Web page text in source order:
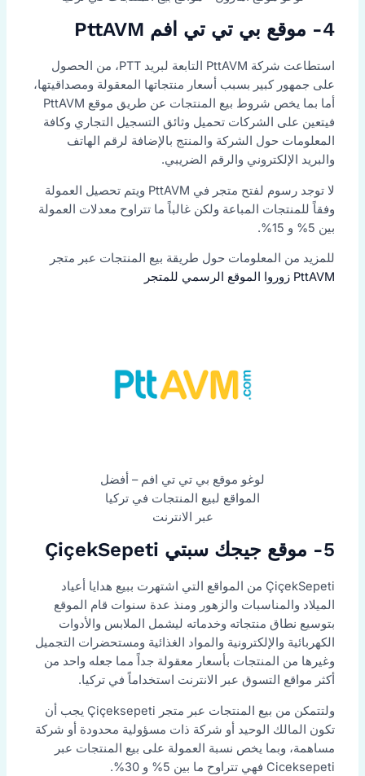
4- موقع بي تي تي افم PttAVM
استطاعت شركة PttAVM التابعة لبريد PTT، من الحصول
على جمهور كبير بسبب أسعار منتجاتها المعقولة ومصداقيتها،
أما بما يخص شروط بيع المنتجات عن طريق موقع PttAVM
فيتعين على الشركات تحميل وثائق التسجيل التجاري وكافة
المعلومات حول الشركة والمنتج بالإضافة لرقم الهاتف
والبريد الإلكتروني والرقم الضريبي.
لا توجد رسوم لفتح متجر في PttAVM ويتم تحصيل العمولة
وفقاً للمنتجات المباعة ولكن غالباً ما تتراوح معدلات العمولة
بين 5% و 15%.
للمزيد من المعلومات حول طريقة بيع المنتجات عبر متجر
PttAVM زوروا الموقع الرسمي للمتجر
لوغو موقع بي تي تي افم – أفضل
المواقع لبيع المنتجات في تركيا
عبر الانترنت
5- موقع جيجك سبتي ÇiçekSepeti
ÇiçekSepeti من المواقع التي اشتهرت ببيع هدايا أعياد
الميلاد والمناسبات والزهور ومنذ عدة سنوات قام الموقع
بتوسيع نطاق منتجاته وخدماته ليشمل الملابس والأدوات
الكهربائية والإلكترونية والمواد الغذائية ومستحضرات التجميل
وغيرها من المنتجات بأسعار معقولة جداً مما جعله واحد من
أكثر مواقع التسوق عبر الانترنت استخداماً في تركيا.
ولتتمكن من بيع المنتجات عبر متجر Çiçeksepeti يجب أن
تكون المالك الوحيد أو شركة ذات مسؤولية محدودة أو شركة
مساهمة، وبما يخص نسبة العمولة على بيع المنتجات عبر
Ciceksepeti فهي تتراوح ما بين 5% و 30%.